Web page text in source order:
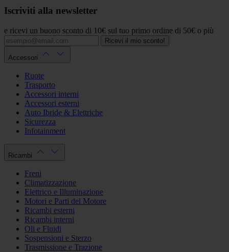
Iscriviti alla newsletter
e ricevi un buono sconto di 10€ sul tuo primo ordine di 50€ o più
Ricevi il mio sconto!
Accessori
Ruote
Trasporto
Accessori interni
Accessori esterni
Auto Ibride & Elettriche
Sicurezza
Infotainment
Ricambi
Freni
Climatizzazione
Elettrico e Illuminazione
Motori e Parti del Motore
Ricambi esterni
Ricambi interni
Oli e Fluidi
Sospensioni e Sterzo
Trasmissione e Trazione